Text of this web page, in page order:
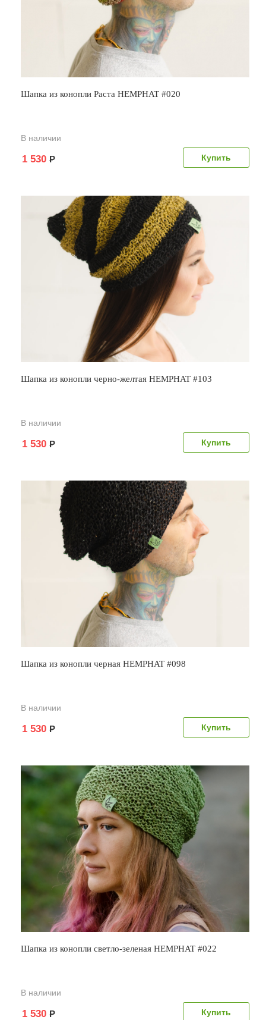
Шапка из конопли Раста HEMPHAT #020
В наличии
1 530 Р
Шапка из конопли черно-желтая HEMPHAT #103
В наличии
1 530 Р
Шапка из конопли черная HEMPHAT #098
В наличии
1 530 Р
Шапка из конопли светло-зеленая HEMPHAT #022
В наличии
1 530 Р